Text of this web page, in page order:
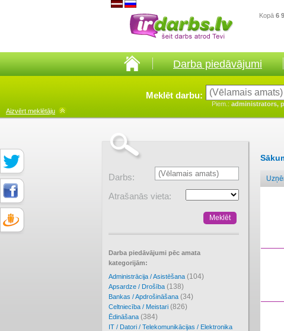
Kopā 6
Darba piedāvājumi
Meklēt darbu:
Piem.: administrators,
Aizvērt meklētāju
Darbs:
Atrašanās vieta:
Darba piedāvājumi pēc amata
kategorijām:
Administrācija / Asistēšana (104)
Apsardze / Drošība (138)
Bankas / Apdrošināšana (34)
Celtniecība / Meistari (826)
Ēdināšana (384)
IT / Datori / Telekomunikācijas / Elektronika